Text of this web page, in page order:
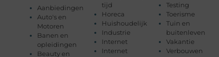
Aanbiedingen
Auto's en
Motoren
Banen en
opleidingen
Beauty en
tijd
Horeca
Huishoudelijk
Industrie
Internet
Internet
Testing
Toerisme
Tuin en
buitenleven
Vakantie
Verbouwen